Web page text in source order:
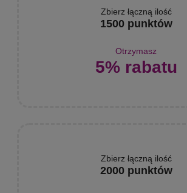
Zbierz łączną ilość
1500 punktów
Otrzymasz
5% rabatu
Zbierz łączną ilość
2000 punktów